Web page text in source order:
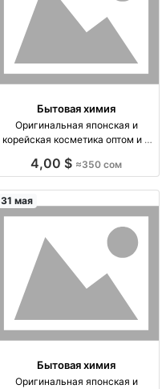
Бытовая химия
Оригинальная японская и
корейская косметика оптом и в
JPN/KR косметика, оригинал,
(skincare), доставка по городу/
4,00 $ ≈350 сом
31 мая
Бытовая химия
Оригинальная японская и